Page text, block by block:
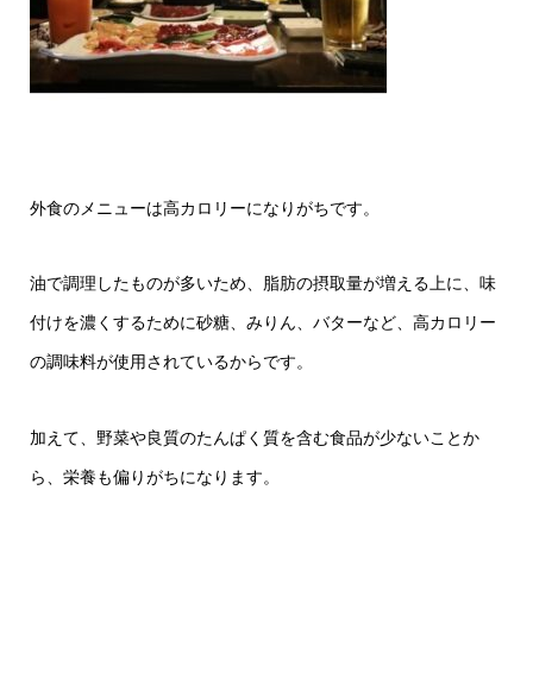
外食のメニューは高カロリーになりがちです。
油で調理したものが多いため、脂肪の摂取量が増える上に、味
付けを濃くするために砂糖、みりん、バターなど、高カロリー
の調味料が使用されているからです。
加えて、野菜や良質のたんぱく質を含む食品が少ないことか
ら、栄養も偏りがちになります。